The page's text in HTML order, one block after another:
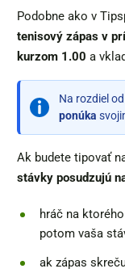
Podobne ako v
tenisový zápas v
kurzom 1.00 a
Na rozdiel
ponúka
Ak budete tipovať
stávky posudzujú
hráč na
potom vaša
ak zápas